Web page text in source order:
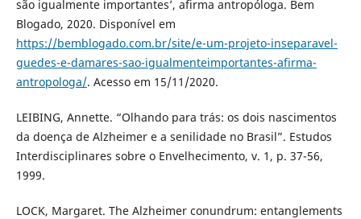
são igualmente importantes’, afirma antropóloga. Bem
Blogado, 2020. Disponível em
https://bemblogado.com.br/site/e-um-projeto-inseparavel-
guedes-e-damares-sao-igualmenteimportantes-afirma-
antropologa/. Acesso em 15/11/2020.
LEIBING, Annette. “Olhando para trás: os dois nascimentos
da doença de Alzheimer e a senilidade no Brasil”. Estudos
Interdisciplinares sobre o Envelhecimento, v. 1, p. 37-56,
1999.
LOCK, Margaret. The Alzheimer conundrum: entanglements